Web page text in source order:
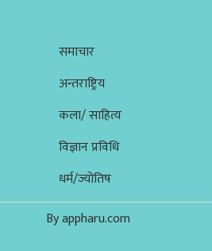
समाचार
अन्तराष्ट्रिय
कला/ साहित्य
विज्ञान प्रविधि
धर्म/ज्योतिष
By appharu.com